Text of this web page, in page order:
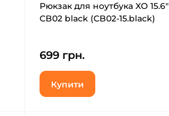
Рюкзак для ноутбука XO 15.6"
CB02 black (CB02-15.black)
699 грн.
Купити